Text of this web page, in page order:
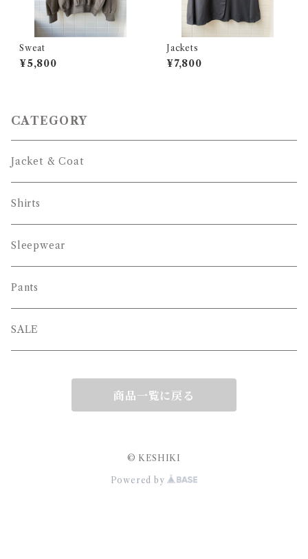
Sweat
¥5,800
Jackets
¥7,800
CATEGORY
Jacket & Coat
Shirts
Sleepwear
Pants
SALE
商品一覧に戻る
© KESHIKI
Powered by